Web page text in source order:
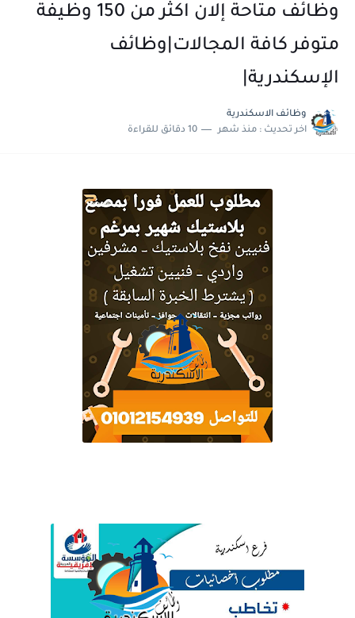
وظائف متاحة إلان اكثر من 150 وظيفة
متوفر كافة المجالات|وظائف
الإسكندرية|
وظائف الاسكندرية
اخر تحديث : منذ شهر 10 دقائق للقراءة